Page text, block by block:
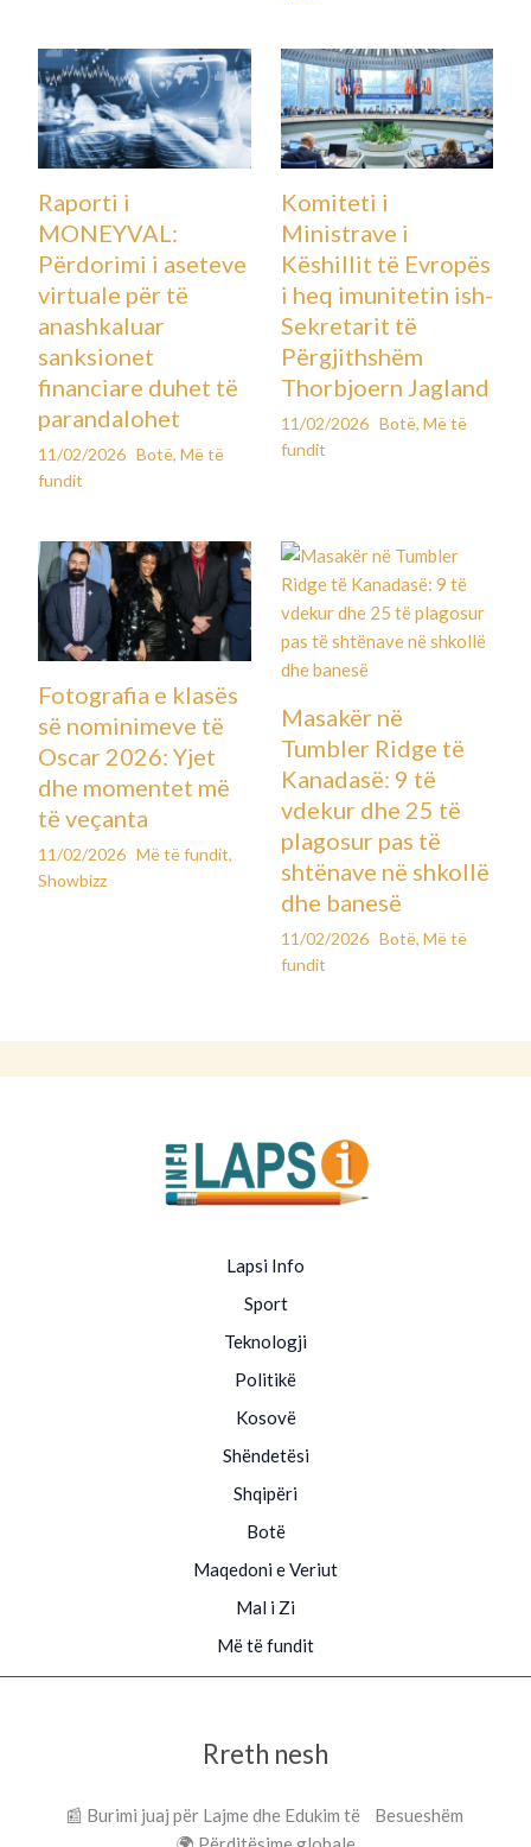
Raporti i
MONEYVAL:
Përdorimi i aseteve
virtuale për të
anashkaluar
sanksionet
financiare duhet të
parandalohet
11/02/2026 Botë,Më të
fundit
Komiteti i
Ministrave i
Këshillit të Evropës
i heq imunitetin ish-
Sekretarit të
Përgjithshëm
Thorbjoern Jagland
11/02/2026 Botë, Më të
fundit
Fotografia e klasës
së nominimeve të
Oscar 2026: Yjet
dhe momentet më
të veçanta
11/02/2026 Më të fundit,
Showbizz
Masakër në
Tumbler Ridge të
Kanadasë: 9 të
vdekur dhe 25 të
plagosur pas të
shtënave në shkollë
dhe banesë
11/02/2026 Botë, Më të
fundit
Lapsi Info
Sport
Teknologji
Politikë
Kosovë
Shëndetësi
Shqipëri
Botë
Maqedoni e Veriut
Mal i Zi
Më të fundit
Rreth nesh
📰 Burimi juaj për Lajme dhe Edukim të Besueshëm